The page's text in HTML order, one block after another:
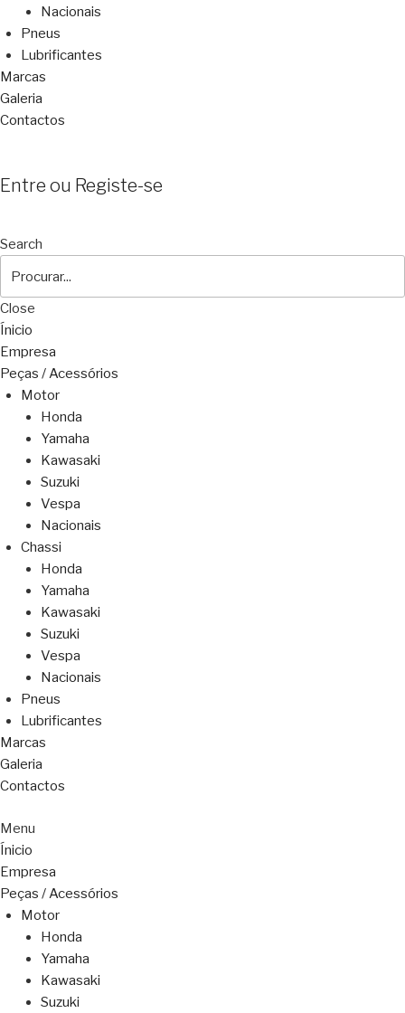
Nacionais
Pneus
Lubrificantes
Marcas
Galeria
Contactos
Entre ou Registe-se
Search
Close
Ínicio
Empresa
Peças / Acessórios
Motor
Honda
Yamaha
Kawasaki
Suzuki
Vespa
Nacionais
Chassi
Honda
Yamaha
Kawasaki
Suzuki
Vespa
Nacionais
Pneus
Lubrificantes
Marcas
Galeria
Contactos
Menu
Ínicio
Empresa
Peças / Acessórios
Motor
Honda
Yamaha
Kawasaki
Suzuki